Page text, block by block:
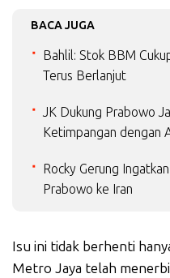
BACA JUGA
Bahlil: Stok BBM
Terus Berlanjut
JK Dukung Prabowo
Ketimpangan dengan
Rocky Gerung
Prabowo ke Iran
Isu ini tidak berhenti
Metro Jaya telah